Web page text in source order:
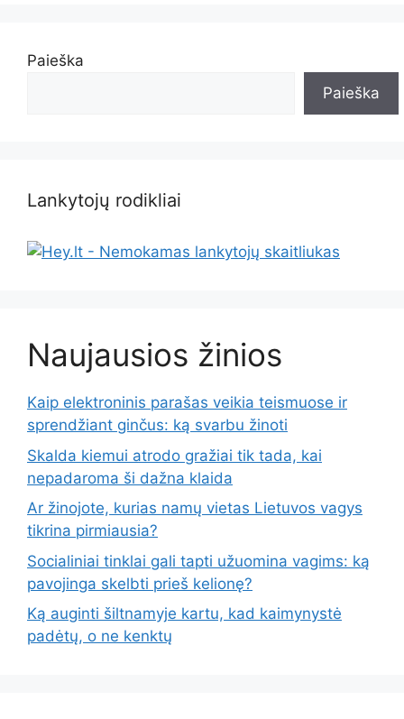
Paieška
Paieška
Lankytojų rodikliai
Naujausios žinios
Kaip elektroninis parašas veikia teismuose ir
sprendžiant ginčus: ką svarbu žinoti
Skalda kiemui atrodo gražiai tik tada, kai
nepadaroma ši dažna klaida
Ar žinojote, kurias namų vietas Lietuvos vagys
tikrina pirmiausia?
Socialiniai tinklai gali tapti užuomina vagims: ką
pavojinga skelbti prieš kelionę?
Ką auginti šiltnamyje kartu, kad kaimynystė
padėtų, o ne kenktų